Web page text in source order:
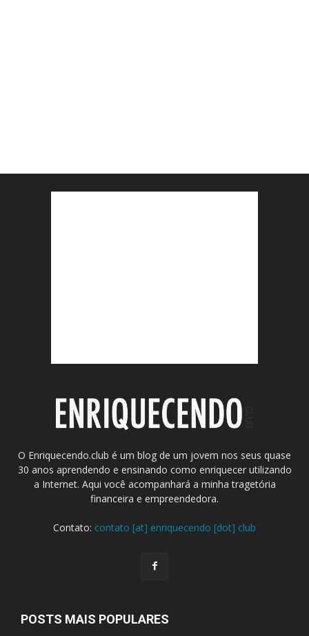
O Enriquecendo.club é um blog de um jovem nos seus quase
30 anos aprendendo e ensinando como enriquecer utilizando
a Internet. Aqui você acompanhará a minha tragetória
financeira e empreendedora.
Contato: contato [at] enriquecendo [dot] club
POSTS MAIS POPULARES